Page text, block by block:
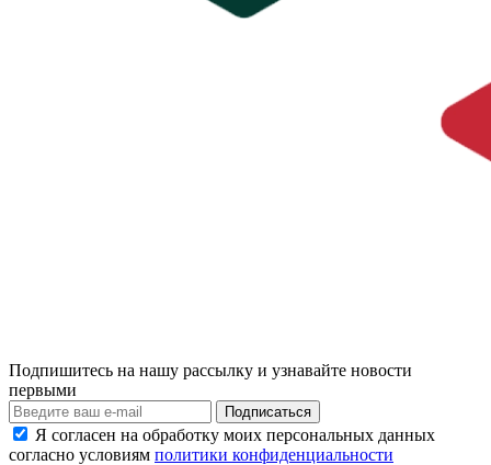
Подпишитесь на нашу рассылку и узнавайте новости
первыми
Я согласен на обработку моих персональных данных
согласно условиям политики конфиденциальности